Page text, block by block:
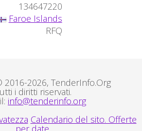
134647220
Faroe Islands
RFQ
2016-2026, TenderInfo.Org
i diritti riservati.
info@tenderinfo.org
Calendario del sito. Offerte